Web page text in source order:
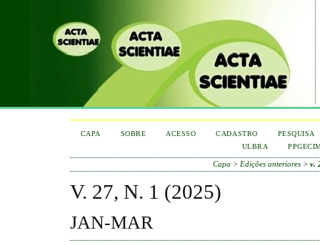
CAPA SOBRE ACESSO CADASTRO
PESQUISA
ULBRA
Capa > Edições anteriores> v.
V. 27, N. 1 (2025)
JAN-MAR